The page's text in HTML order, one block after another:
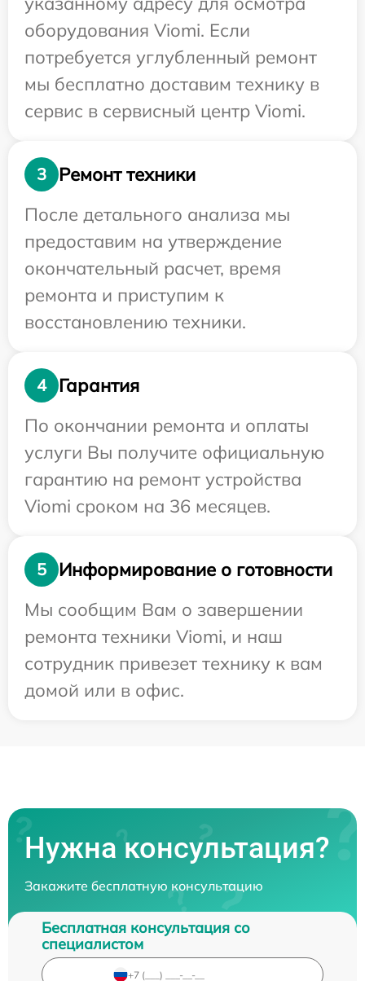
оборудования Viomi. Если
потребуется углубленный ремонт
мы бесплатно доставим технику в
сервис в сервисный центр Viomi.
3
Ремонт техники
После детального анализа мы
предоставим на утверждение
окончательный расчет, время
ремонта и приступим к
восстановлению техники.
4
Гарантия
По окончании ремонта и оплаты
услуги Вы получите официальную
гарантию на ремонт устройства
Viomi сроком на 36 месяцев.
5
Информирование о готовности
Мы сообщим Вам о завершении
ремонта техники Viomi, и наш
сотрудник привезет технику к вам
домой или в офис.
Нужна консультация?
Закажите бесплатную консультацию
Бесплатная консультация со
специалистом